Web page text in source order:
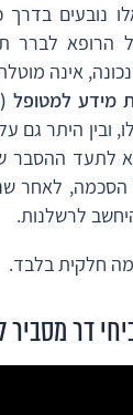
נובעים
הרופא לברר
אינה
מידע למטופל (
ובין היתר גם
לתעד ההסבר
לאחר
לרשלנות.
חלקית בלבד.
למצלמה ב-64